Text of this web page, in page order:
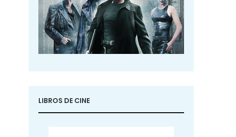
LIBROS DE CINE